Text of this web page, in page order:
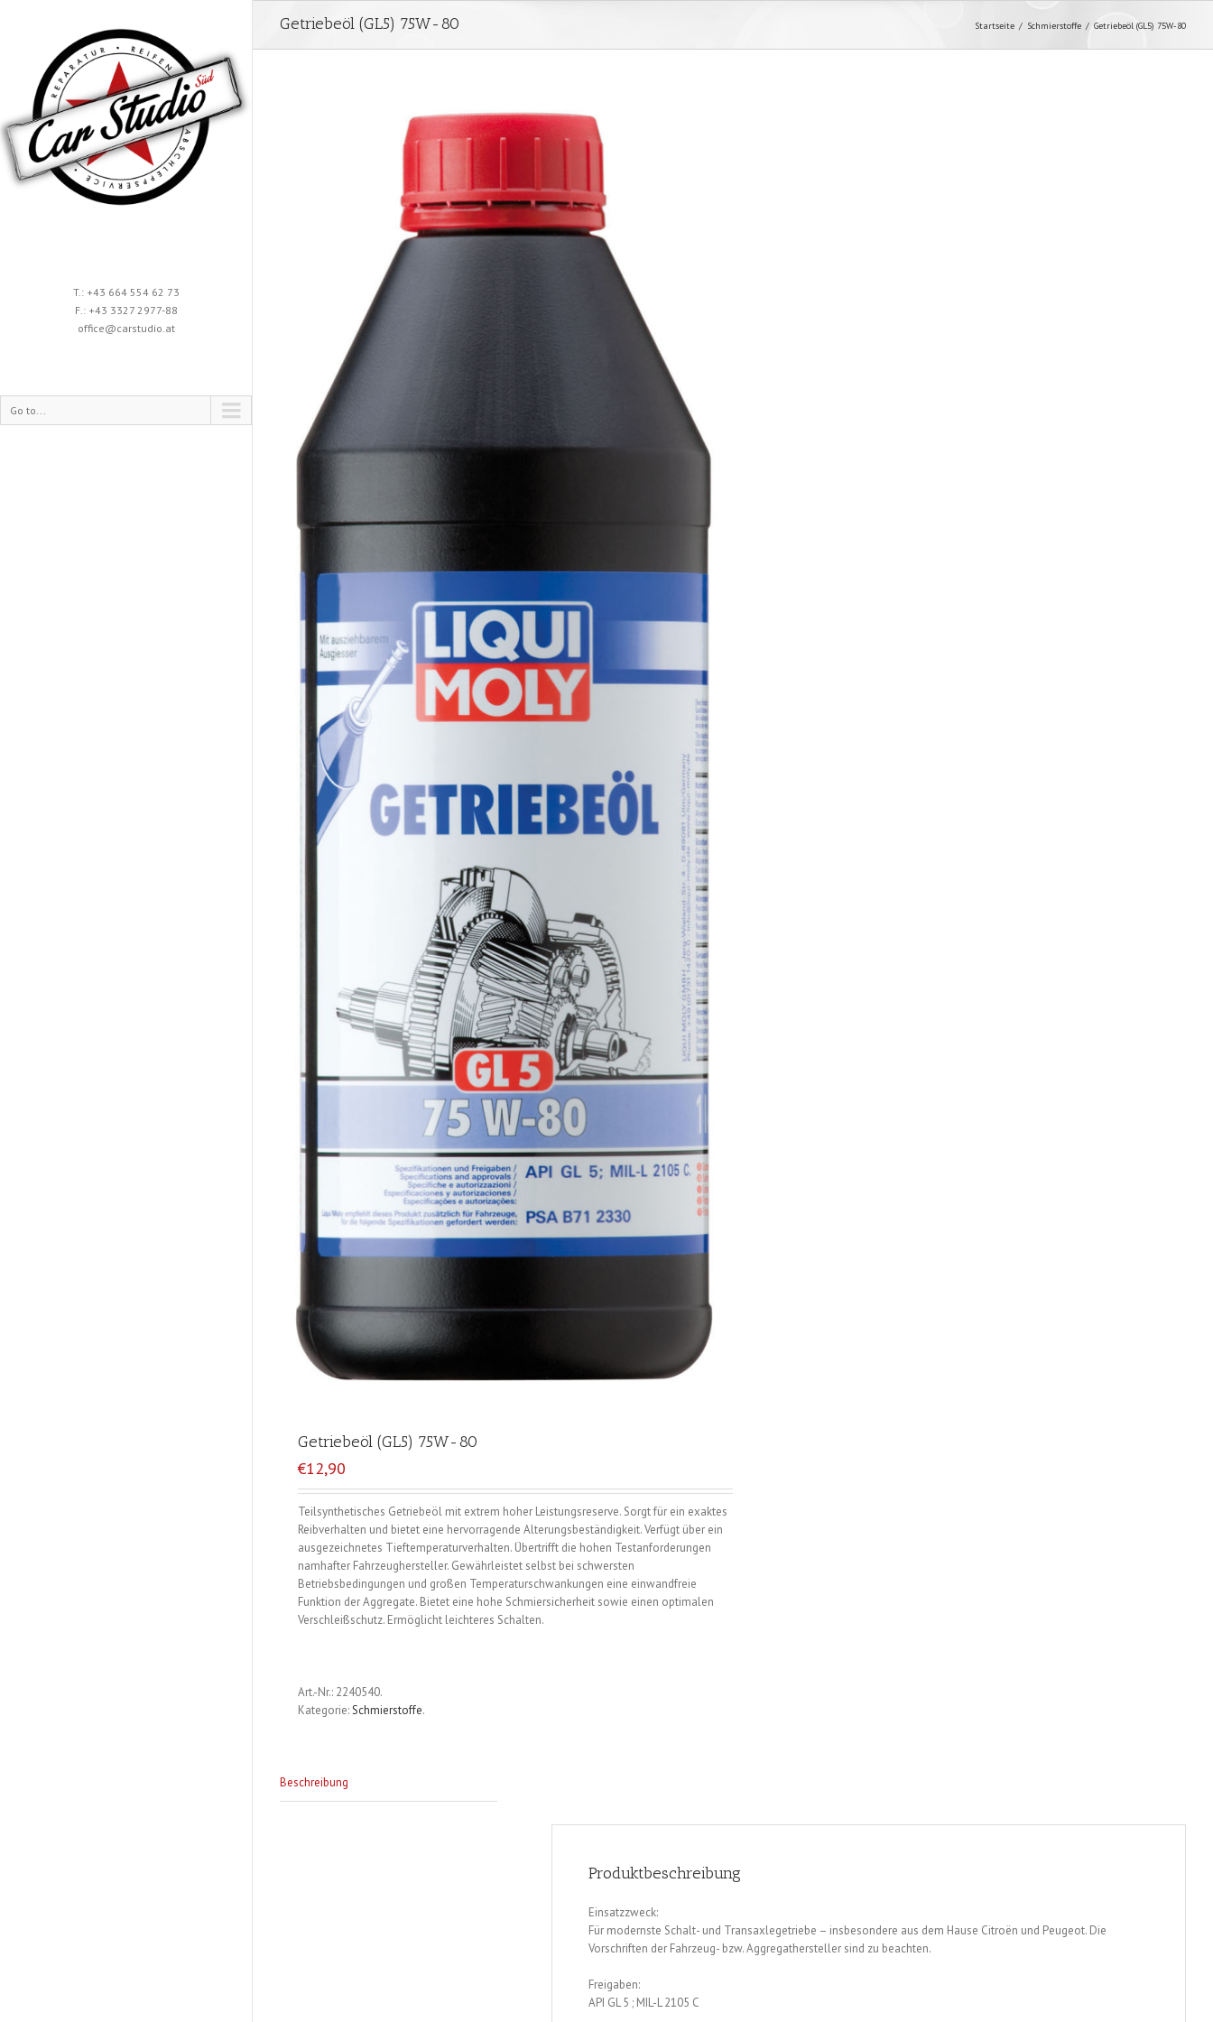
T.: +43 664 554 62 73
F.: +43 3327 2977-88
office@carstudio.at
Go to...
Getriebeöl (GL5) 75W-80 Startseite Schmierstoffe Getriebeöl (GL5) 75W-80
Getriebeöl (GL5) 75W-80
€12,90
Teilsynthetisches Getriebeöl mit extrem hoher Leistungsreserve. Sorgt für ein exaktes
Reibverhalten und bietet eine hervorragende Alterungsbeständigkeit. Verfügt über ein
ausgezeichnetes Tieftemperaturverhalten. Übertrifft die hohen Testanforderungen
namhafter Fahrzeughersteller. Gewährleistet selbst bei schwersten
Betriebsbedingungen und großen Temperaturschwankungen eine einwandfreie
Funktion der Aggregate. Bietet eine hohe Schmiersicherheit sowie einen optimalen
Verschleißschutz. Ermöglicht leichteres Schalten.
Art.-Nr.: 2240540.
Kategorie:Schmierstoffe.
Beschreibung
Produktbeschreibung
Einsatzzweck:
Für modernste Schalt- und Transaxlegetriebe – insbesondere aus dem Hause Citroën und Peugeot. Die
Vorschriften der Fahrzeug- bzw. Aggregathersteller sind zu beachten.
Freigaben:
API GL 5 ; MIL-L 2105 C